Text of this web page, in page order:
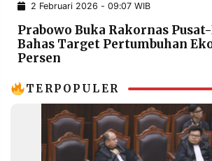
PENGADUAN TERM
OF
SERVICE
IKUTI
2 Februari 2026 - 09:07 WIB
Prabowo Buka Rakornas
Bahas Target Pertumbuhan
Persen
TERPOPULER